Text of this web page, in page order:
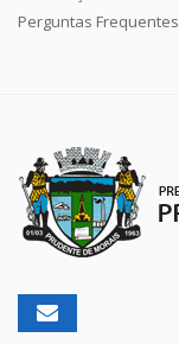
Perguntas Frequentes